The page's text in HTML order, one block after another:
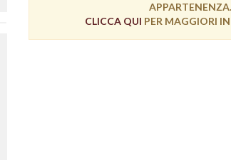
APPARTENENZA.
CLICCA QUI PER MAGGIORI